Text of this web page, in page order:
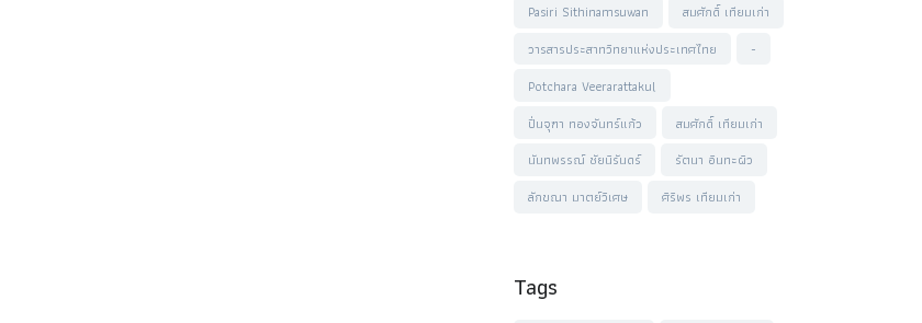
Pasiri Sithinamsuwan
สมศักดิ์ เทียมเก่า
วารสารประสาทวิทยาแห่งประเทศไทย
-
Potchara Veerarattakul
ปิ่นจุฑา ทองจันทร์แก้ว
สมศักดิ์ เทียมเก่า
นันทพรรณ์ ชัยนิรันดร์
รัตนา อินทะผิว
ลักขณา มาตย์วิเศษ
ศิริพร เทียมเก่า
Tags